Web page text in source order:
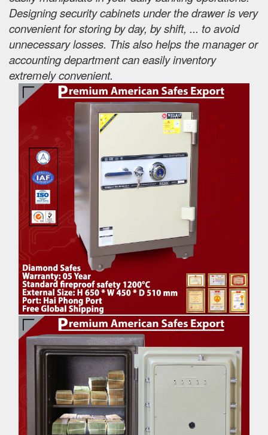
Designing security cabinets under the drawer is very
convenient for storing by day, by shift, ... to avoid
unnecessary losses. This also helps the manager or
accounting department can easily inventory
extremely convenient.